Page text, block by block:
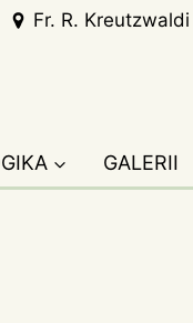
Fr. R.
GALERII